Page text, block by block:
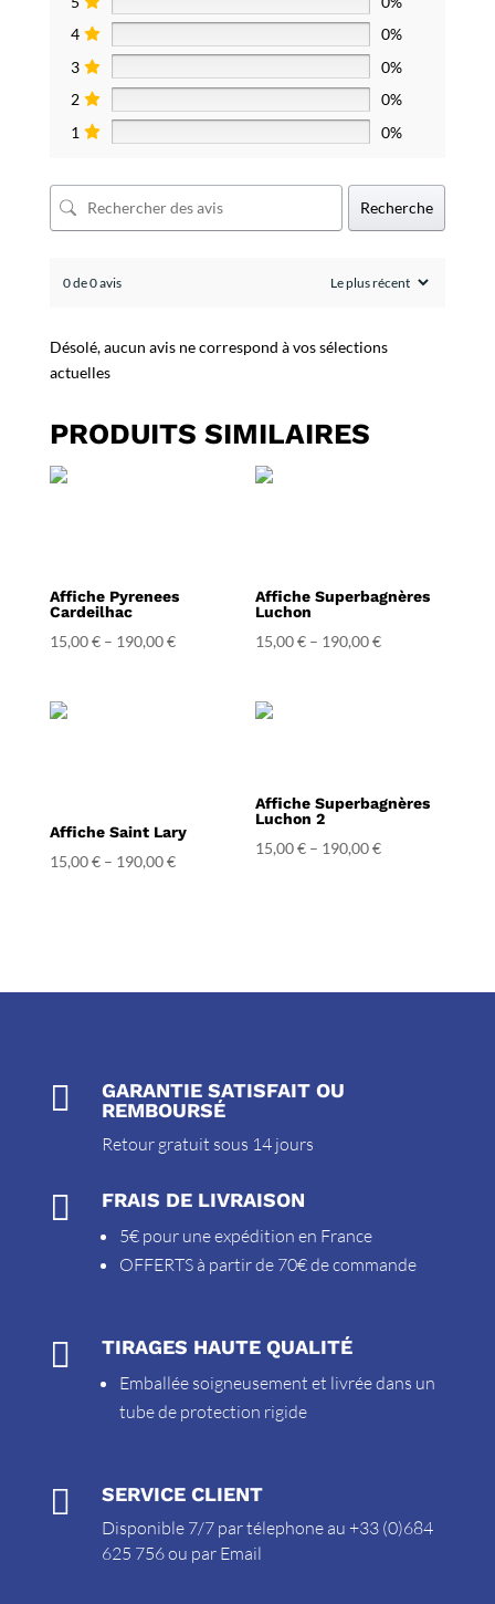
4
0%
3
0%
2
0%
1
0%
Recherche
0 de 0 avis
Désolé, aucun avis ne correspond à vos sélections
actuelles
PRODUITS SIMILAIRES
Affiche Pyrenees
Cardeilhac
15,00€– 190,00€
Affiche Superbagnères
Luchon
15,00€ – 190,00€
Affiche Saint Lary
15,00€– 190,00€
Affiche Superbagnères
Luchon 2
15,00€ – 190,00€

GARANTIE SATISFAIT OU
REMBOURSÉ
Retour gratuit sous 14 jours
 FRAIS DE LIVRAISON
5€ pour une expédition en France
OFFERTS à partir de 70€ de commande
 TIRAGES HAUTE QUALITÉ
Emballée soigneusement et livrée dans un
tube de protection rigide
 SERVICE CLIENT
Disponible 7/7 par télephone au +33 (0)684
625 756 ou par Email